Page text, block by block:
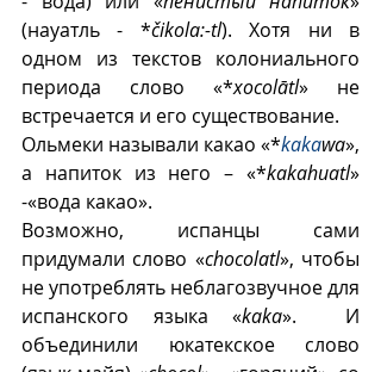
(науатль - *čikola:-tl). Хотя ни в
одном из текстов колониального
периода слово «*xocolātl» не
встречается и его существование.
Ольмеки называли какао «*kakawa»,
а напиток из него – «*kakahuatl»
-«вода какао».
Возможно, испанцы сами
придумали слово «chocolatl», чтобы
не употреблять неблагозвучное для
испанского языка «kaka».  И
объединили юкатекское слово